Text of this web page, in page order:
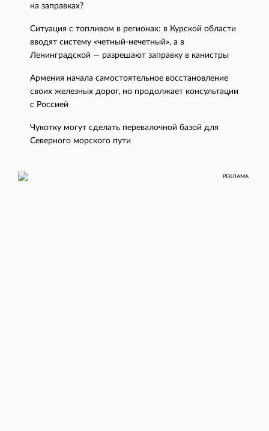
на заправках?
Ситуация с топливом в регионах: в Курской области
вводят систему «четный-нечетный», а в
Ленинградской — разрешают заправку в канистры
Армения начала самостоятельное восстановление
своих железных дорог, но продолжает консультации
с Россией
Чукотку могут сделать перевалочной базой для
Северного морского пути
РЕКЛАМА